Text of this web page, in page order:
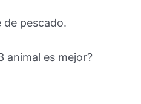
de pescado.
animal es mejor?